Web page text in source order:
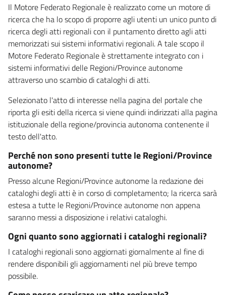
Il Motore Federato Regionale è realizzato come un motore di
ricerca che ha lo scopo di proporre agli utenti un unico punto di
ricerca degli atti regionali con il puntamento diretto agli atti
memorizzati sui sistemi informativi regionali. A tale scopo il
Motore Federato Regionale è strettamente integrato con i
sistemi informativi delle Regioni/Province autonome
attraverso uno scambio di cataloghi di atti.
Selezionato l'atto di interesse nella pagina del portale che
riporta gli esiti della ricerca si viene quindi indirizzati alla pagina
istituzionale della regione/provincia autonoma contenente il
testo dell'atto.
Perché non sono presenti tutte le Regioni/Province
autonome?
Presso alcune Regioni/Province autonome la redazione dei
cataloghi degli atti è in corso di completamento; la ricerca sarà
estesa a tutte le Regioni/Province autonome non appena
saranno messi a disposizione i relativi cataloghi.
Ogni quanto sono aggiornati i cataloghi regionali?
I cataloghi regionali sono aggiornati giornalmente al fine di
rendere disponibili gli aggiornamenti nel più breve tempo
possibile.